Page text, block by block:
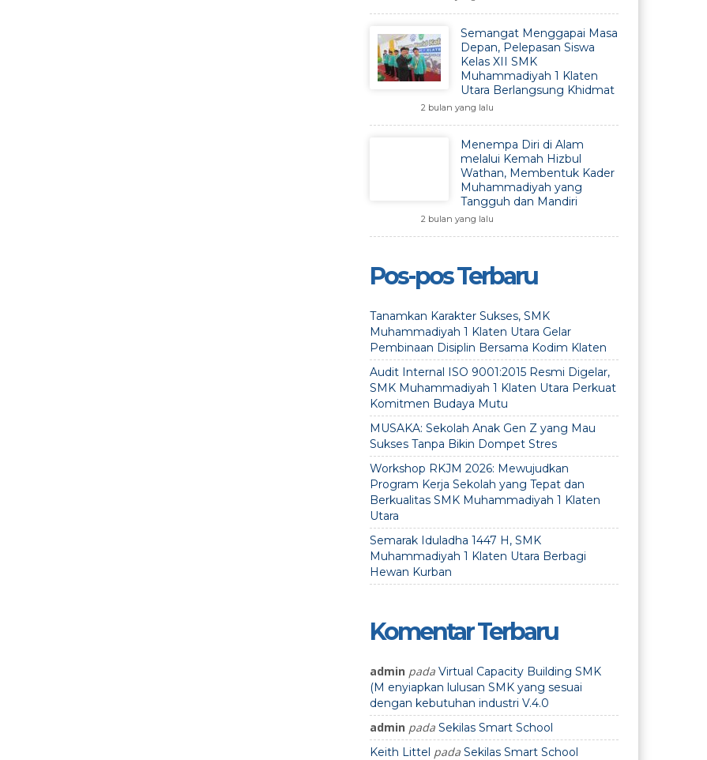
Semangat Menggapai Masa
Depan, Pelepasan Siswa
Kelas XII SMK
Muhammadiyah 1 Klaten
Utara Berlangsung Khidmat
2 bulan yang lalu
Menempa Diri di Alam
melalui Kemah Hizbul
Wathan, Membentuk Kader
Muhammadiyah yang
Tangguh dan Mandiri
2 bulan yang lalu
Pos-pos Terbaru
Tanamkan Karakter Sukses, SMK
Muhammadiyah 1 Klaten Utara Gelar
Pembinaan Disiplin Bersama Kodim Klaten
Audit Internal ISO 9001:2015 Resmi Digelar,
SMK Muhammadiyah 1 Klaten Utara Perkuat
Komitmen Budaya Mutu
MUSAKA: Sekolah Anak Gen Z yang Mau
Sukses Tanpa Bikin Dompet Stres
Workshop RKJM 2026: Mewujudkan
Program Kerja Sekolah yang Tepat dan
Berkualitas SMK Muhammadiyah 1 Klaten
Utara
Semarak Iduladha 1447 H, SMK
Muhammadiyah 1 Klaten Utara Berbagi
Hewan Kurban
Komentar Terbaru
admin pada Virtual Capacity Building SMK
(M enyiapkan lulusan SMK yang sesuai
dengan kebutuhan industri V.4.0
admin pada Sekilas Smart School
Keith Littel pada Sekilas Smart School